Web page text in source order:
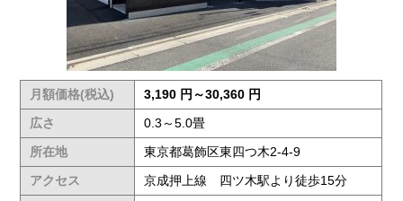
月額価格(税込)
3,190 円～30,360 円
広さ
0.3～5.0畳
所在地
東京都葛飾区東四つ木2-4-9
アクセス
京成押上線 四ツ木駅より徒歩15分